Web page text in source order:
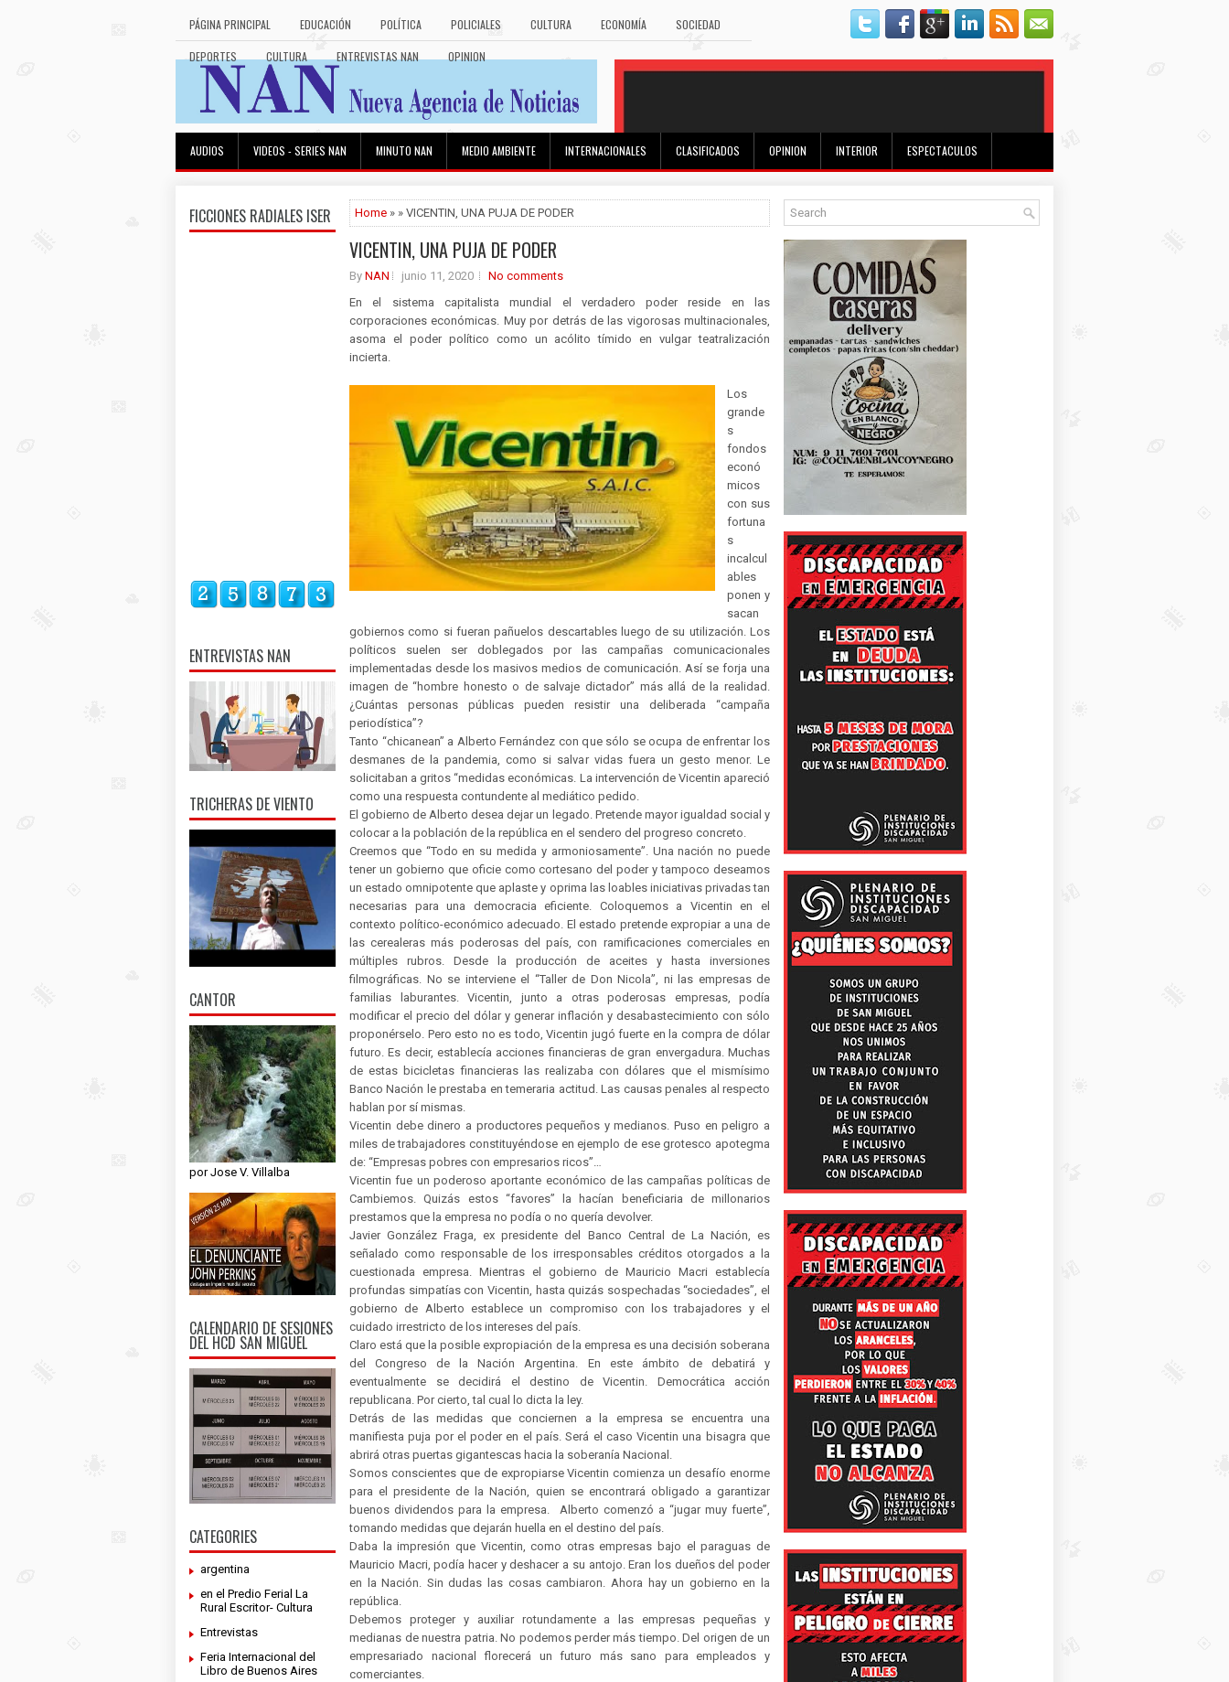
PÁGINA PRINCIPAL EDUCACIÓN POLÍTICA POLICIALES CULTURA ECONOMÍA SOCIEDAD
DEPORTES CULTURA ENTREVISTAS NAN OPINION
AUDIOS VIDEOS - SERIES NAN MINUTO NAN MEDIO AMBIENTE INTERNACIONALES CLASIFICADOS OPINION INTERIOR ESPECTACULOS
FICCIONES RADIALES ISER
ENTREVISTAS NAN
TRICHERAS DE VIENTO
CANTOR
por Jose V. Villalba
CALENDARIO DE SESIONES
DEL HCD SAN MIGUEL
CATEGORIES
argentina
en el Predio Ferial La
Rural Escritor- Cultura
Entrevistas
Feria Internacional del
Libro de Buenos Aires
Home » » VICENTIN, UNA PUJA DE PODER
VICENTIN, UNA PUJA DE PODER
By NAN junio 11, 2020
No comments
En el sistema capitalista mundial el verdadero poder reside en las
corporaciones económicas. Muy por detrás de las vigorosas multinacionales,
asoma el poder político como un acólito tímido en vulgar teatralización
incierta.
Los
grande
s
fondos
econó
micos
con sus
fortuna
s
incalcul
ables
ponen y
sacan
gobiernos como si fueran pañuelos descartables luego de su utilización. Los
políticos suelen ser doblegados por las campañas comunicacionales
implementadas desde los masivos medios de comunicación. Así se forja una
imagen de “hombre honesto o de salvaje dictador” más allá de la realidad.
¿Cuántas personas públicas pueden resistir una deliberada “campaña
periodística”?
Tanto “chicanean” a Alberto Fernández con que sólo se ocupa de enfrentar los
desmanes de la pandemia, como si salvar vidas fuera un gesto menor. Le
solicitaban a gritos “medidas económicas. La intervención de Vicentin apareció
como una respuesta contundente al mediático pedido.
El gobierno de Alberto desea dejar un legado. Pretende mayor igualdad social y
colocar a la población de la república en el sendero del progreso concreto.
Creemos que “Todo en su medida y armoniosamente”. Una nación no puede
tener un gobierno que oficie como cortesano del poder y tampoco deseamos
un estado omnipotente que aplaste y oprima las loables iniciativas privadas tan
necesarias para una democracia eficiente. Coloquemos a Vicentin en el
contexto político-económico adecuado. El estado pretende expropiar a una de
las cerealeras más poderosas del país, con ramificaciones comerciales en
múltiples rubros. Desde la producción de aceites y hasta inversiones
filmográficas. No se interviene el “Taller de Don Nicola”, ni las empresas de
familias laburantes. Vicentin, junto a otras poderosas empresas, podía
modificar el precio del dólar y generar inflación y desabastecimiento con sólo
proponérselo. Pero esto no es todo, Vicentin jugó fuerte en la compra de dólar
futuro. Es decir, establecía acciones financieras de gran envergadura. Muchas
de estas bicicletas financieras las realizaba con dólares que el mismísimo
Banco Nación le prestaba en temeraria actitud. Las causas penales al respecto
hablan por sí mismas.
Vicentin debe dinero a productores pequeños y medianos. Puso en peligro a
miles de trabajadores constituyéndose en ejemplo de ese grotesco apotegma
de: “Empresas pobres con empresarios ricos”…
Vicentin fue un poderoso aportante económico de las campañas políticas de
Cambiemos. Quizás estos “favores” la hacían beneficiaria de millonarios
prestamos que la empresa no podía o no quería devolver.
Javier González Fraga, ex presidente del Banco Central de La Nación, es
señalado como responsable de los irresponsables créditos otorgados a la
cuestionada empresa. Mientras el gobierno de Mauricio Macri establecía
profundas simpatías con Vicentin, hasta quizás sospechadas “sociedades”, el
gobierno de Alberto establece un compromiso con los trabajadores y el
cuidado irrestricto de los intereses del país.
Claro está que la posible expropiación de la empresa es una decisión soberana
del Congreso de la Nación Argentina. En este ámbito de debatirá y
eventualmente se decidirá el destino de Vicentin. Democrática acción
republicana. Por cierto, tal cual lo dicta la ley.
Detrás de las medidas que conciernen a la empresa se encuentra una
manifiesta puja por el poder en el país. Será el caso Vicentin una bisagra que
abrirá otras puertas gigantescas hacia la soberanía Nacional.
Somos conscientes que de expropiarse Vicentin comienza un desafío enorme
para el presidente de la Nación, quien se encontrará obligado a garantizar
buenos dividendos para la empresa. Alberto comenzó a “jugar muy fuerte”,
tomando medidas que dejarán huella en el destino del país.
Daba la impresión que Vicentin, como otras empresas bajo el paraguas de
Mauricio Macri, podía hacer y deshacer a su antojo. Eran los dueños del poder
en la Nación. Sin dudas las cosas cambiaron. Ahora hay un gobierno en la
república.
Debemos proteger y auxiliar rotundamente a las empresas pequeñas y
medianas de nuestra patria. No podemos perder más tiempo. Del origen de un
empresariado nacional florecerá un futuro más sano para empleados y
comerciantes.